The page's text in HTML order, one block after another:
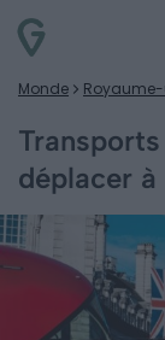
Monde
déplacer à